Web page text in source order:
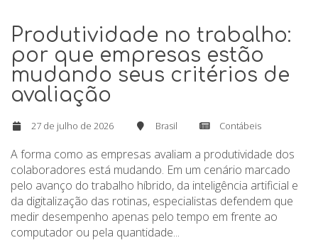
Produtividade no trabalho:
por que empresas estão
mudando seus critérios de
avaliação
27 de julho de 2026 Brasil Contábeis
A forma como as empresas avaliam a produtividade dos
colaboradores está mudando. Em um cenário marcado
pelo avanço do trabalho híbrido, da inteligência artificial e
da digitalização das rotinas, especialistas defendem que
medir desempenho apenas pelo tempo em frente ao
computador ou pela quantidade...